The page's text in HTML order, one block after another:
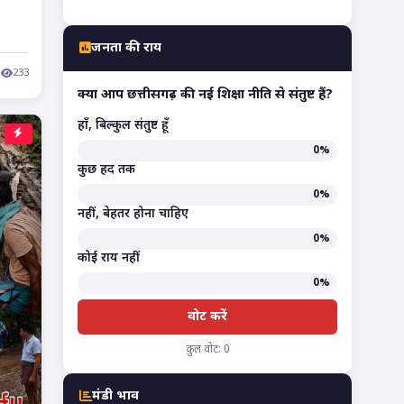
233
जनता की राय
क्या आप छत्तीसगढ़ की नई शिक्षा नीति से संतुष्ट हैं?
हाँ, बिल्कुल संतुष्ट हूँ
0%
कुछ हद तक
0%
नहीं, बेहतर होना चाहिए
0%
कोई राय नहीं
0%
वोट करें
कुल वोट: 0
मंडी भाव